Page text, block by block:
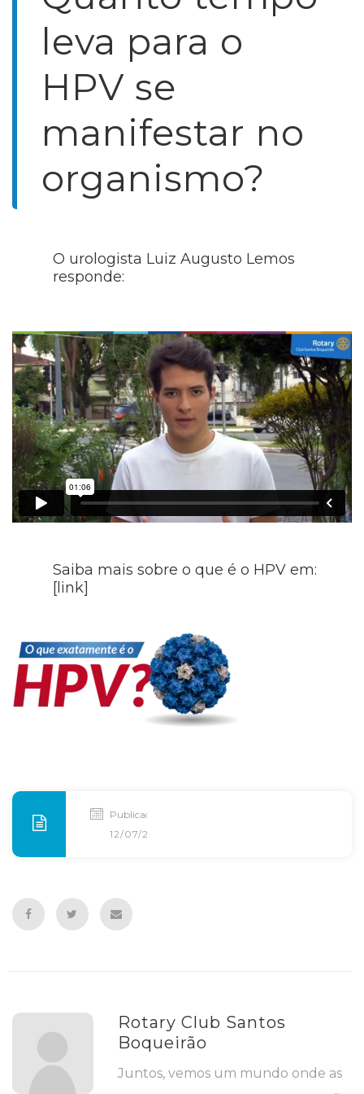
leva para o
HPV se
manifestar no
organismo?
O urologista Luiz Augusto Lemos
responde:
Saiba mais sobre o que é o HPV em:
[link]
Publicado
12/07/2019
Rotary Club Santos
Boqueirão
Juntos, vemos um mundo onde as